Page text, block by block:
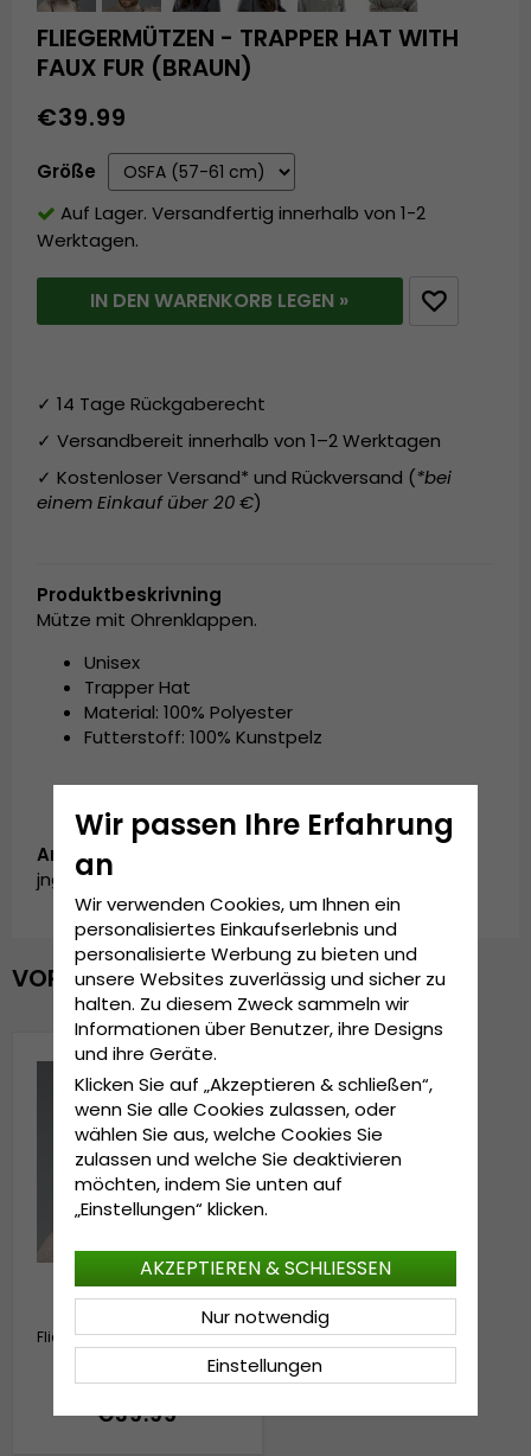
FLIEGERMÜTZEN - TRAPPER HAT WITH
FAUX FUR (BRAUN)
€39.99
Größe
Auf Lager. Versandfertig innerhalb von 1-2
Werktagen.
IN DEN WARENKORB LEGEN »
✓ 14 Tage Rückgaberecht
✓ Versandbereit innerhalb von 1–2 Werktagen
✓ Kostenloser Versand* und Rückversand (*bei
einem Einkauf über 20 €)
Produktbeskrivning
Mütze mit Ohrenklappen.
Unisex
Trapper Hat
Material: 100% Polyester
Futterstoff: 100% Kunstpelz
Artikelnummer:
jngfng-brown
VOR KURZEM ANGESEHEN
Fliegermützen - Trapper Hat
with Faux Fur (Braun)
€39.99
Wir passen Ihre Erfahrung
an
Wir verwenden Cookies, um Ihnen ein
personalisiertes Einkaufserlebnis und
personalisierte Werbung zu bieten und
unsere Websites zuverlässig und sicher zu
halten. Zu diesem Zweck sammeln wir
Informationen über Benutzer, ihre Designs
und ihre Geräte.
Klicken Sie auf „Akzeptieren & schließen“,
wenn Sie alle Cookies zulassen, oder
wählen Sie aus, welche Cookies Sie
zulassen und welche Sie deaktivieren
möchten, indem Sie unten auf
„Einstellungen“ klicken.
Einstellungen
Nur notwendig
AKZEPTIEREN & SCHLIESSEN